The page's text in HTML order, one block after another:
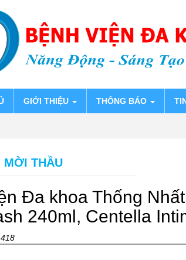
GIỚI THIỆU THÔNG BÁO
MỜI THẦU
Đa khoa Thống
240ml, Centella
418